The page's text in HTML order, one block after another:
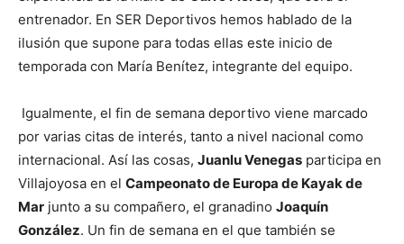
entrenador. En SER Deportivos hemos hablado de la
ilusión que supone para todas ellas este inicio de
temporada con María Benítez, integrante del equipo.
Igualmente, el fin de semana deportivo viene marcado
por varias citas de interés, tanto a nivel nacional como
internacional. Así las cosas, Juanlu Venegas participa en
Villajoyosa en el Campeonato de Europa de Kayak de
Mar junto a su compañero, el granadino Joaquín
González. Un fin de semana en el que también se